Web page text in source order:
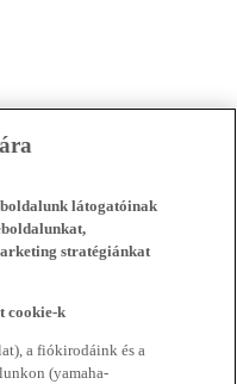
látogatóinak
stratégiánkat
cookie-k
a fiókirodáink és a
(yamaha-